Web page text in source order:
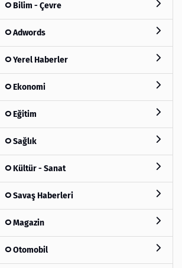
Bilim - Çevre
Adwords
Yerel Haberler
Ekonomi
Eğitim
Sağlık
Kültür - Sanat
Savaş Haberleri
Magazin
Otomobil